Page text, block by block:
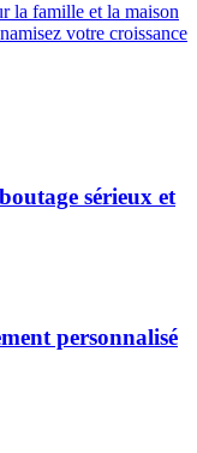
famille et la maison
votre croissance
sérieux et
personnalisé